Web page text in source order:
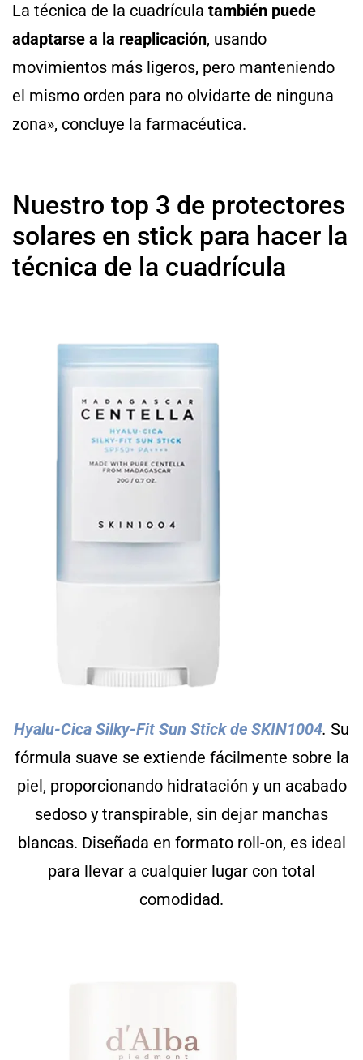
La técnica de la cuadrícula también puede
adaptarse a la reaplicación, usando
movimientos más ligeros, pero manteniendo
el mismo orden para no olvidarte de ninguna
zona», concluye la farmacéutica.
Nuestro top 3 de protectores
solares en stick para hacer la
técnica de la cuadrícula
Hyalu-Cica Silky-Fit Sun Stick de SKIN1004. Su
fórmula suave se extiende fácilmente sobre la
piel, proporcionando hidratación y un acabado
sedoso y transpirable, sin dejar manchas
blancas. Diseñada en formato roll-on, es ideal
para llevar a cualquier lugar con total
comodidad.